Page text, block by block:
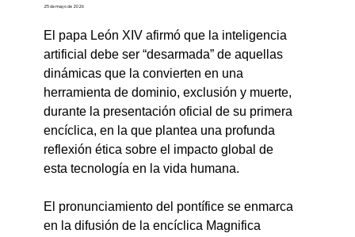
25 de mayo de 2026
El papa León XIV afirmó que la inteligencia
artificial debe ser “desarmada” de aquellas
dinámicas que la convierten en una
herramienta de dominio, exclusión y muerte,
durante la presentación oficial de su primera
encíclica, en la que plantea una profunda
reflexión ética sobre el impacto global de
esta tecnología en la vida humana.
El pronunciamiento del pontífice se enmarca
en la difusión de la encíclica Magnifica